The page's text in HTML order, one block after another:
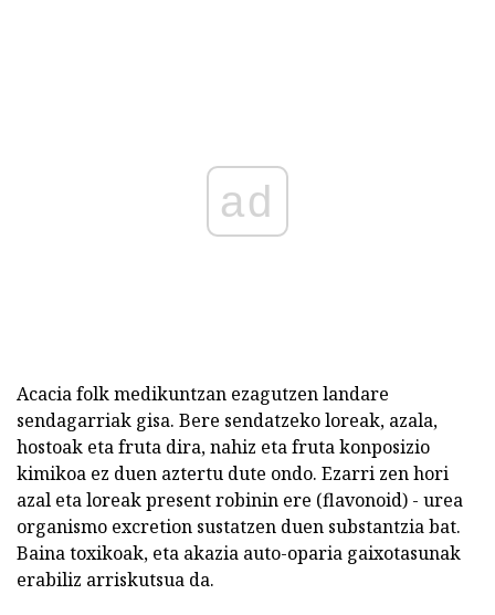
ad
Acacia folk medikuntzan ezagutzen landare
sendagarriak gisa. Bere sendatzeko loreak, azala,
hostoak eta fruta dira, nahiz eta fruta konposizio
kimikoa ez duen aztertu dute ondo. Ezarri zen hori
azal eta loreak present robinin ere (flavonoid) - urea
organismo excretion sustatzen duen substantzia bat.
Baina toxikoak, eta akazia auto-oparia gaixotasunak
erabiliz arriskutsua da.